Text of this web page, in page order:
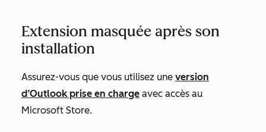
Extension masquée après son
installation
Assurez-vous que vous utilisez une version
d’Outlook prise en charge avec accès au
Microsoft Store.